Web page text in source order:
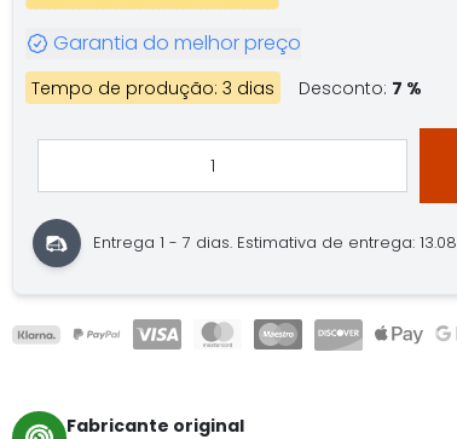
Garantia do melhor preço
Tempo de produção: 3 dias Desconto: 7 %
Entrega 1 - 7 dias. Estimativa de entrega:
Fabricante original